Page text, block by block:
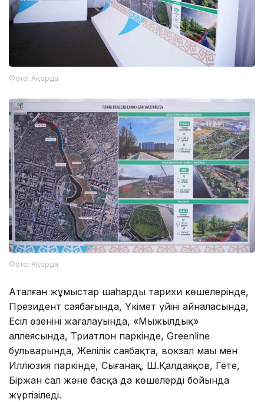
Фото: Ақорда
Фото: Ақорда
Аталған жұмыстар шаһардың тарихи көшелерінде,
Президент саябағында, Үкімет үйінің айналасында,
Есіл өзенінің жағалауында, «Мыңжылдық»
аллеясында, Триатлон паркінде, Greenline
бульварында, Желілік саябақта, вокзал маңы мен
Иллюзия паркінде, Сығанақ, Ш.Қалдаяқов, Гете,
Біржан сал және басқа да көшелердің бойында
жүргізіледі.